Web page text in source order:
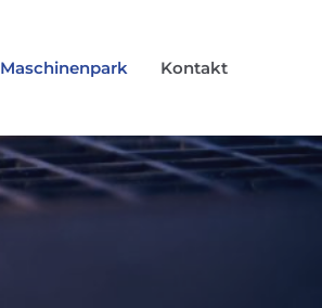
Maschinenpark Kontakt